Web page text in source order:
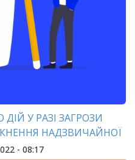
У РАЗІ ЗАГРОЗИ
НАДЗВИЧАЙНОЇ
- 08:17